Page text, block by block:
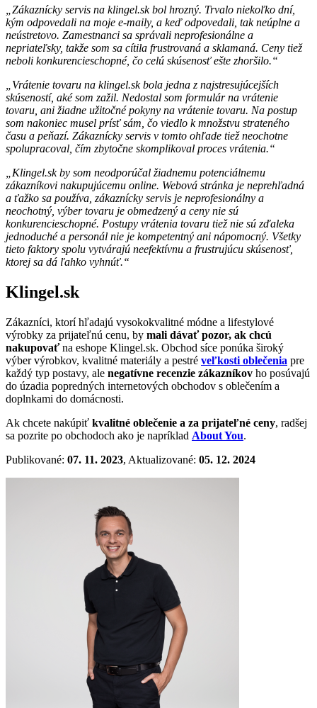
„Zákaznícky servis na klingel.sk bol hrozný. Trvalo niekoľko dní,
kým odpovedali na moje e-maily, a keď odpovedali, tak neúplne a
neústretovo. Zamestnanci sa správali neprofesionálne a
nepriateľsky, takže som sa cítila frustrovaná a sklamaná. Ceny tiež
neboli konkurencieschopné, čo celú skúsenosť ešte zhoršilo.“
„Vrátenie tovaru na klingel.sk bola jedna z najstresujúcejších
skúseností, aké som zažil. Nedostal som formulár na vrátenie
tovaru, ani žiadne užitočné pokyny na vrátenie tovaru. Na postup
som nakoniec musel prísť sám, čo viedlo k množstvu strateného
času a peňazí. Zákaznícky servis v tomto ohľade tiež neochotne
spolupracoval, čím zbytočne skomplikoval proces vrátenia.“
„Klingel.sk by som neodporúčal žiadnemu potenciálnemu
zákazníkovi nakupujúcemu online. Webová stránka je neprehľadná
a ťažko sa používa, zákaznícky servis je neprofesionálny a
neochotný, výber tovaru je obmedzený a ceny nie sú
konkurencieschopné. Postupy vrátenia tovaru tiež nie sú zďaleka
jednoduché a personál nie je kompetentný ani nápomocný. Všetky
tieto faktory spolu vytvárajú neefektívnu a frustrujúcu skúsenosť,
ktorej sa dá ľahko vyhnúť.“
Klingel.sk
Zákazníci, ktorí hľadajú vysokokvalitné módne a lifestylové
výrobky za prijateľnú cenu, by mali dávať pozor, ak chcú
nakupovaťna eshope Klingel.sk. Obchod síce ponúka široký
výber výrobkov, kvalitné materiály a pestré veľkosti oblečenia pre
každý typ postavy, ale negatívne recenzie zákazníkov ho posúvajú
do úzadia popredných internetových obchodov s oblečením a
doplnkami do domácnosti.
Ak chcete nakúpiť kvalitné oblečenie a za prijateľné ceny, radšej
sa pozrite po obchodoch ako je napríklad About You.
Publikované: 07. 11. 2023, Aktualizované: 05. 12. 2024